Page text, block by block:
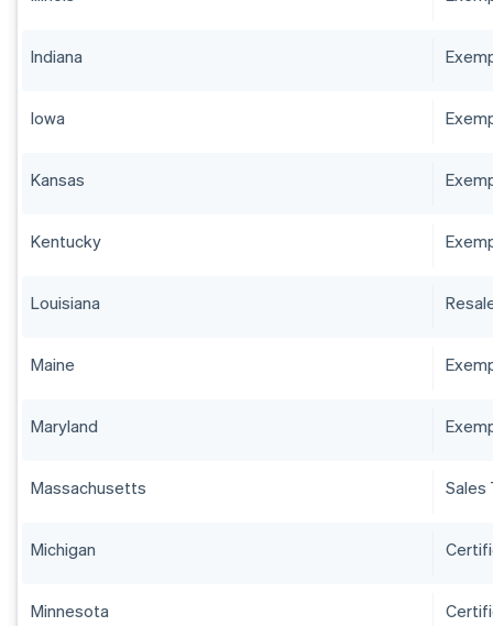
Indiana
Iowa
Kansas
Kentucky
Louisiana
Maine
Maryland
Massachusetts Sales
Michigan
Minnesota